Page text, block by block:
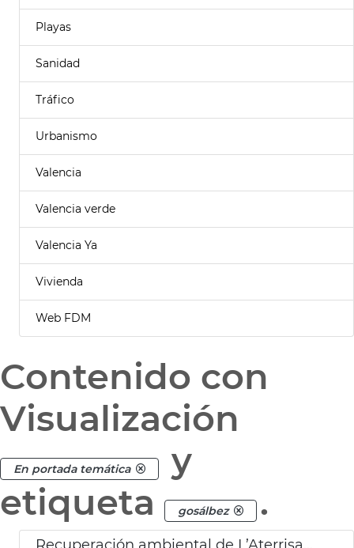
Playas
Sanidad
Tráfico
Urbanismo
Valencia
Valencia verde
Valencia Ya
Vivienda
Web FDM
Contenido con
Visualización
En portada temática
y
etiqueta
gosálbez .
Recuperación ambiental de L’Aterrisador Devesa